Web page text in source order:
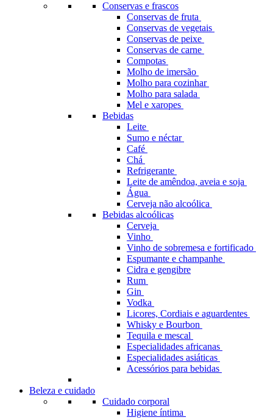
Conservas e frascos
Conservas de fruta
Conservas de vegetais
Conservas de peixe
Conservas de carne
Compotas
Molho de imersão
Molho para cozinhar
Molho para salada
Mel e xaropes
Bebidas
Leite
Sumo e néctar
Café
Chá
Refrigerante
Leite de amêndoa, aveia e soja
Água
Cerveja não alcoólica
Bebidas alcoólicas
Cerveja
Vinho
Vinho de sobremesa e fortificado
Espumante e champanhe
Cidra e gengibre
Rum
Gin
Vodka
Licores, Cordiais e aguardentes
Whisky e Bourbon
Tequila e mescal
Especialidades africanas
Especialidades asiáticas
Acessórios para bebidas
Beleza e cuidado
Cuidado corporal
Higiene íntima